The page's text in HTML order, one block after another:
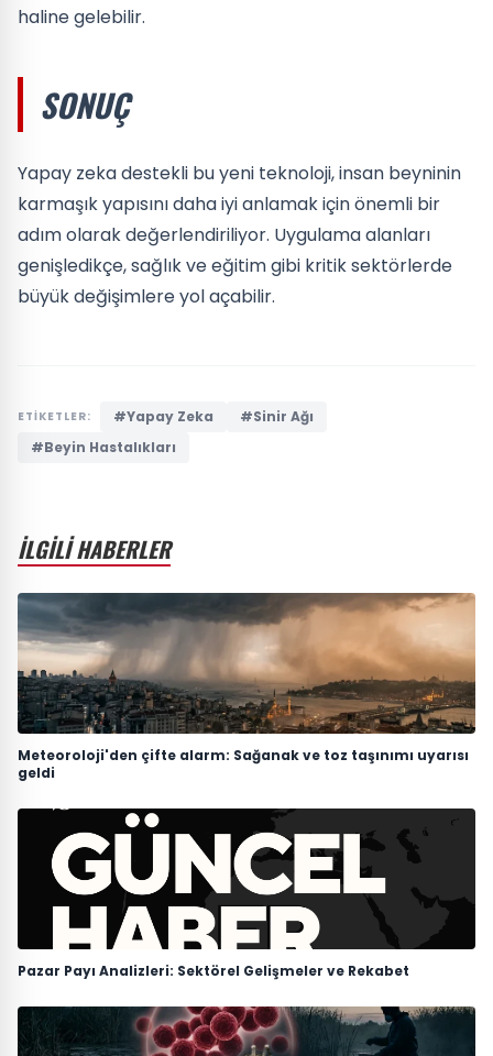
haline gelebilir.
SONUÇ
Yapay zeka destekli bu yeni teknoloji, insan beyninin
karmaşık yapısını daha iyi anlamak için önemli bir
adım olarak değerlendiriliyor. Uygulama alanları
genişledikçe, sağlık ve eğitim gibi kritik sektörlerde
büyük değişimlere yol açabilir.
ETİKETLER: #Yapay Zeka
#Sinir Ağı
#Beyin Hastalıkları
İLGİLİ HABERLER
Meteoroloji'den çifte alarm: Sağanak ve toz taşınımı uyarısı
geldi
Pazar Payı Analizleri: Sektörel Gelişmeler ve Rekabet